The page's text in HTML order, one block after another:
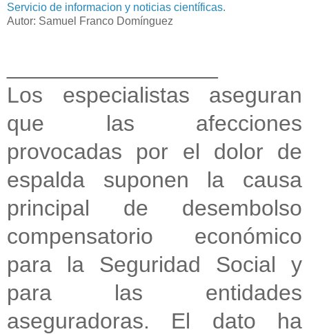
Servicio de informacion y noticias científicas.
Autor: Samuel Franco Domínguez
Los especialistas aseguran
que las afecciones
provocadas por el dolor de
espalda suponen la causa
principal de desembolso
compensatorio económico
para la Seguridad Social y
para las entidades
aseguradoras. El dato ha